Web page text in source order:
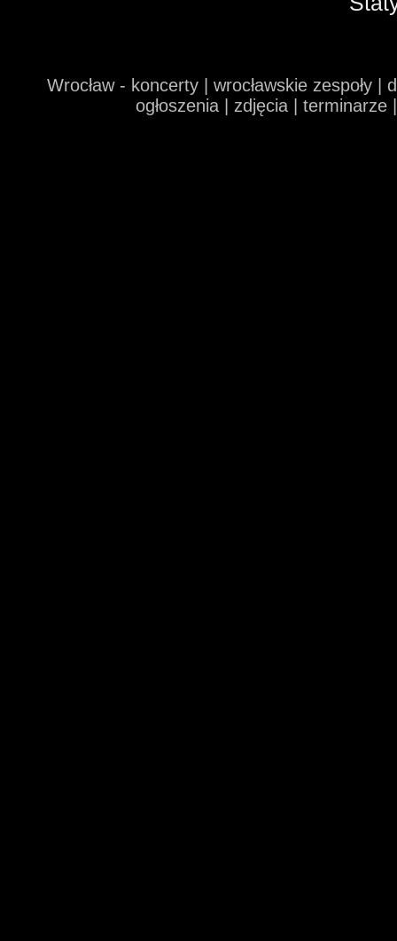
Wrocław - koncerty | wrocławskie zespoły
ogłoszenia | zdjęcia |